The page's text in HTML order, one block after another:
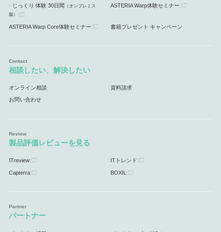
じっくり 体験 30日間 （オンプレミス
版）
ASTERIA Warp体験セミナー
ASTERIA Warp Core体験セミナー 書籍プレゼント キャンペーン
相談したい、解決したい
オンライン相談 資料請求
お問い合わせ
製品評価レビューを見る
ITreview ITトレンド
Capterra BOXIL
パートナー